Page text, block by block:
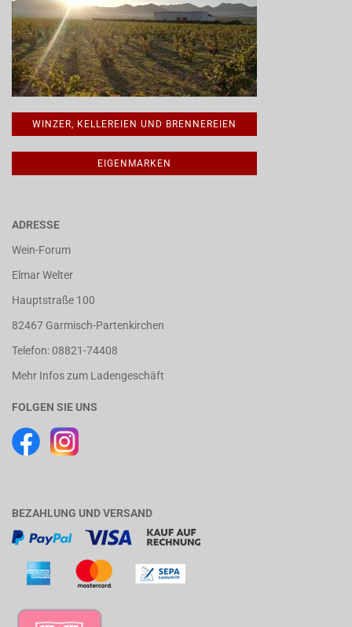
WINZER, KELLEREIEN UND BRENNEREIEN
EIGENMARKEN
ADRESSE
Wein-Forum
Elmar Welter
Hauptstraße 100
82467 Garmisch-Partenkirchen
Telefon: 08821-74408
Mehr Infos zum Ladengeschäft
FOLGEN SIE UNS
BEZAHLUNG UND VERSAND